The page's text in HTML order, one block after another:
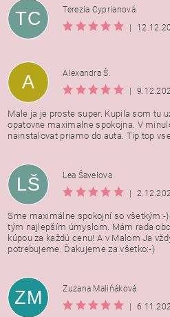
TC
Terezia Cyprianová
A
Alexandra Š.
Male ja je proste super. Kupila som tu
opatovne maximalne spokojna. V
nainstalovat priamo do auta. Tip top
LŠ
Lea Šavelova
Sme maximálne spokojní so všetkým:-
tým najlepším úmyslom. Mám rada
kúpou za každú cenu! A v Malom Ja
potrebujeme. Ďakujeme za všetko:-)
ZM
Zuzana Maliňáková